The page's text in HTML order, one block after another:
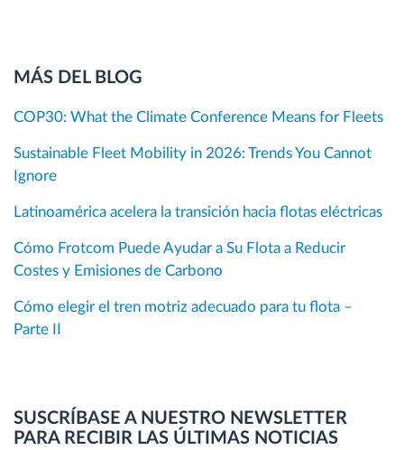
MÁS DEL BLOG
COP30: What the Climate Conference Means for Fleets
Sustainable Fleet Mobility in 2026: Trends You Cannot
Ignore
Latinoamérica acelera la transición hacia flotas eléctricas
Cómo Frotcom Puede Ayudar a Su Flota a Reducir
Costes y Emisiones de Carbono
Cómo elegir el tren motriz adecuado para tu flota –
Parte II
SUSCRÍBASE A NUESTRO NEWSLETTER
PARA RECIBIR LAS ÚLTIMAS NOTICIAS